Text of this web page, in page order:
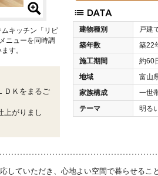
建物種別
戸建
築年数
築22
施工期間
約60
地域
富山
家族構成
一世
テーマ
明る
キッチン「リビ
ニューを同時調
す。
ＤＫをまるご
上がりまし
していただき、心地よい空間で暮らせるこ